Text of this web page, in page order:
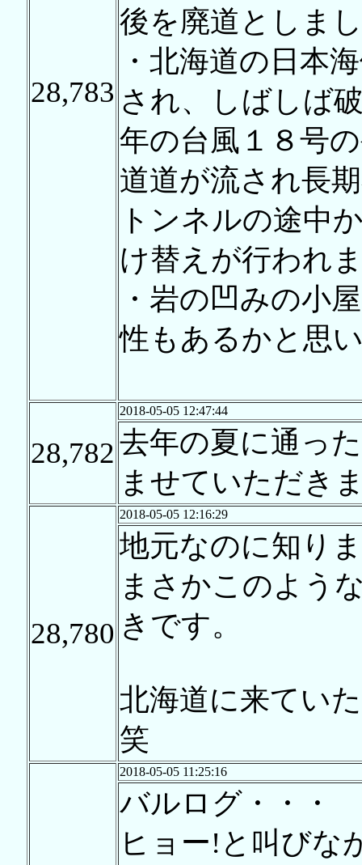
28,783
後を廃道としま
・北海道の日本
され、しばしば
年の台風１８号
道道が流され長
トンネルの途中
け替えが行われ
・岩の凹みの小
性もあるかと思
28,782
2018-05-05 12:47:44
去年の夏に通っ
ませていただき
28,780
2018-05-05 12:16:29
地元なのに知り
まさかこのよう
きです。
北海道に来てい
笑
2018-05-05 11:25:16
バルログ・・・
ヒョー!と叫びな